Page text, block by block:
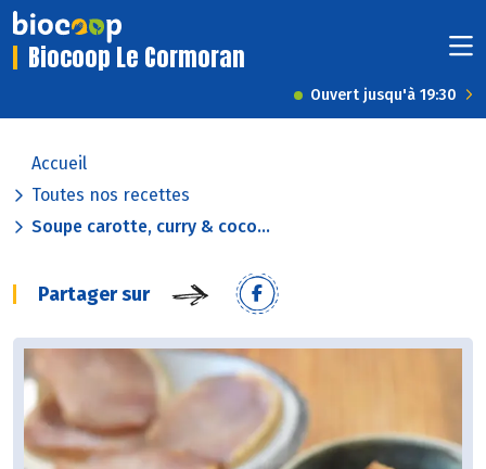
Biocoop Le Cormoran
Ouvert jusqu'à 19:30
Accueil
Toutes nos recettes
Soupe carotte, curry & coco...
Partager sur